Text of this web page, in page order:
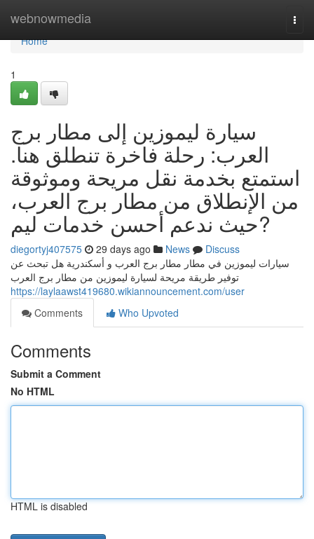
webnowmedia
Home
Home
1
سيارة ليموزين إلى مطار برج
العرب: رحلة فاخرة تنطلق هنا.
استمتع بخدمة نقل مريحة وموثوقة
من الإنطلاق من مطار برج العرب،
حيث ندعم أحسن خدمات ليم?
diegortyj407575 29 days ago News
Discuss
سيارات ليموزين في مطار مطار برج العرب و أسكندرية هل تبحث عن
توفير طريقة مريحة لسيارة ليموزين من مطار برج العرب
https://laylaawst419680.wikiannouncement.com/user
Comments
Who Upvoted
Comments
Submit a Comment
No HTML
HTML is disabled